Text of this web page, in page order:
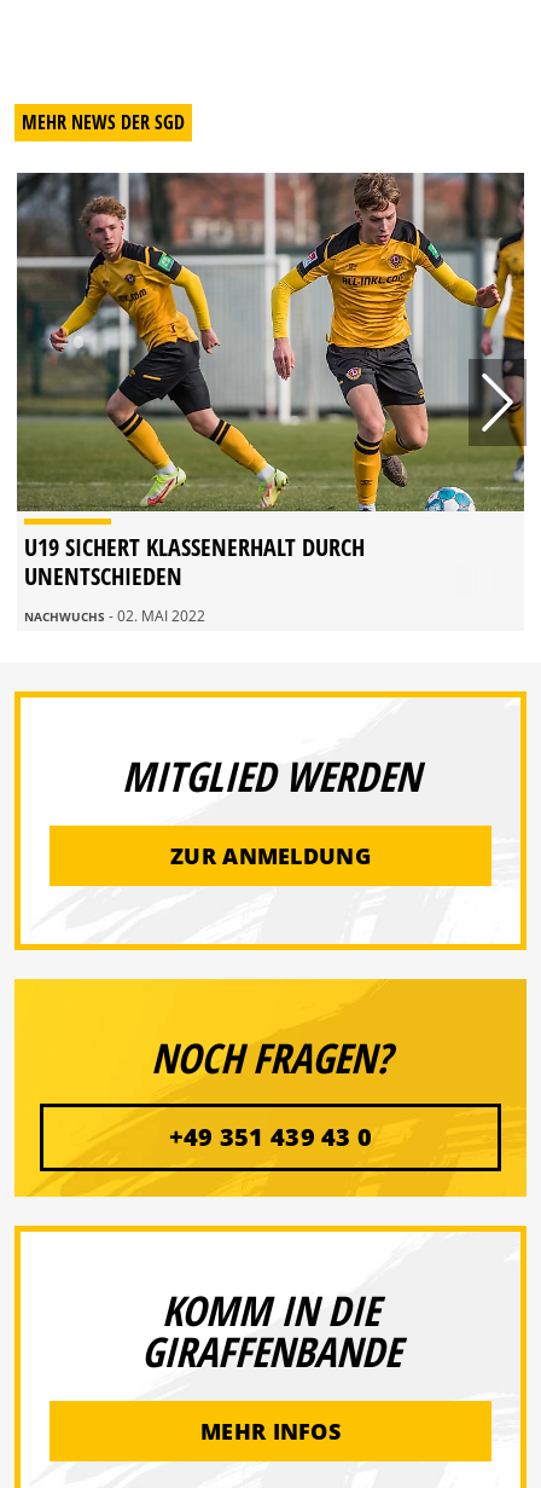
MEHR NEWS DER SGD
U19 SICHERT KLASSENERHALT DURCH
UNENTSCHIEDEN
NACHWUCHS - 02. MAI 2022
MITGLIED WERDEN
ZUR ANMELDUNG
NOCH FRAGEN?
+49 351 439 43 0
KOMM IN DIE
GIRAFFENBANDE
MEHR INFOS